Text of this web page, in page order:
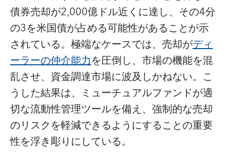
債券売却が2,000億ドル近くに達し、その4分
の3を米国債が占める可能性があることが示
されている。極端なケースでは、売却がディ
ーラーの仲介能力を圧倒し、市場の機能を混
乱させ、資金調達市場に波及しかねない。こ
うした結果は、ミューチュアルファンドが適
切な流動性管理ツールを備え、強制的な売却
のリスクを軽減できるようにすることの重要
性を浮き彫りにしている。